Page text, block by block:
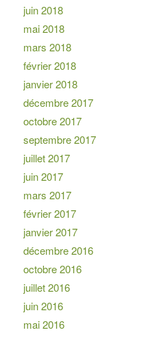
juin 2018
mai 2018
mars 2018
février 2018
janvier 2018
décembre 2017
octobre 2017
septembre 2017
juillet 2017
juin 2017
mars 2017
février 2017
janvier 2017
décembre 2016
octobre 2016
juillet 2016
juin 2016
mai 2016